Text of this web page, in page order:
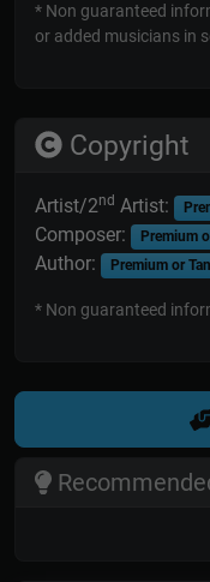
* Non guaranteed
or added musicians in
Copyright
Artist/2nd Artist:
Composer: Premium
Author: Premium or
* Non guaranteed